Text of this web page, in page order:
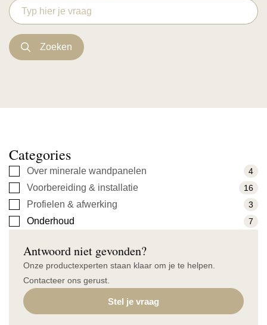
Waarover heb je een vraag?
Zoeken
Categories
Over minerale wandpanelen 4
Voorbereiding & installatie 16
Profielen & afwerking 3
Onderhoud 7
Antwoord niet gevonden?
Onze productexperten staan klaar om je te helpen.
Contacteer ons gerust.
Stel je vraag